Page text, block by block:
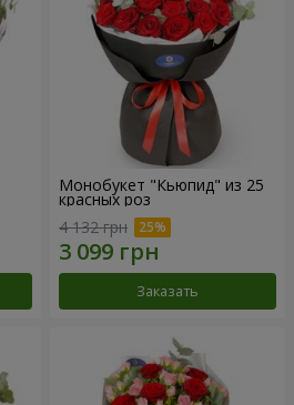
Монобукет "Кьюпид" из 25
красных роз
4 132 грн
Заказать